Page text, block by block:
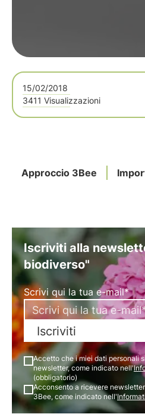
15/02/2018
3411 Visualizzazioni
Approccio 3Bee
Iscriviti alla
biodiverso"
Scrivi qui la tua e-mail*
Iscriviti
Accetto che i miei dati personali
newsletter, come indicato nell'
(obbligatorio)
Acconsento a ricevere
3Bee, come indicato nell'